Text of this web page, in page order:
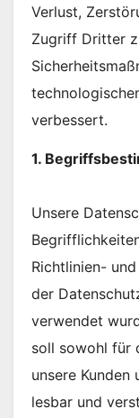
Verlust,
Zugriff Dritter
verbessert.
1.
Unsere
Richtlinien-
der
verwendet
soll sowohl für
unsere
lesbar und